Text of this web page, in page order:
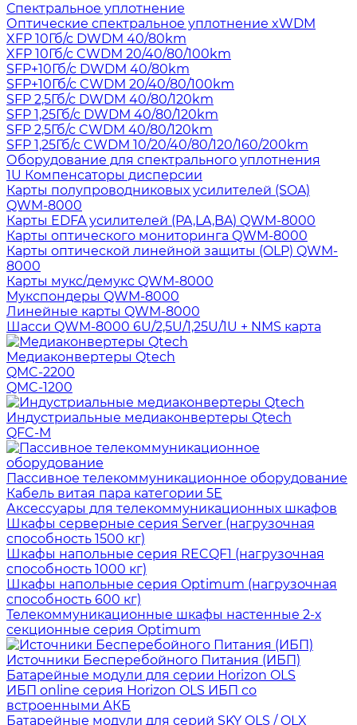
Спектральное уплотнение
Оптические спектральное уплотнение xWDM
XFP 10Гб/с DWDM 40/80km
XFP 10Гб/с CWDM 20/40/80/100km
SFP+10Гб/с DWDM 40/80km
SFP+10Гб/с CWDM 20/40/80/100km
SFP 2,5Гб/с DWDM 40/80/120km
SFP 1,25Гб/с DWDM 40/80/120km
SFP 2,5Гб/с CWDM 40/80/120km
SFP 1,25Гб/с CWDM 10/20/40/80/120/160/200km
Оборудование для спектрального уплотнения
1U Компенсаторы дисперсии
Карты полупроводниковых усилителей (SOA)
QWM-8000
Карты EDFA усилителей (PA,LA,BA) QWM-8000
Карты оптического мониторинга QWM-8000
Карты оптической линейной защиты (OLP) QWM-
8000
Карты мукс/демукс QWM-8000
Мукспондеры QWM-8000
Линейные карты QWM-8000
Шасси QWM-8000 6U/2,5U/1,25U/1U + NMS карта
Медиаконвертеры Qtech
QMC-2200
QMC-1200
Индустриальные медиаконвертеры Qtech
QFC-M
Пассивное телекоммуникационное оборудование
Кабель витая пара категории 5Е
Аксессуары для телекоммуникационных шкафов
Шкафы серверные серия Server (нагрузочная
способность 1500 кг)
Шкафы напольные серия RECQF1 (нагрузочная
способность 1000 кг)
Шкафы напольные серия Optimum (нагрузочная
способность 600 кг)
Телекоммуникационные шкафы настенные 2-х
секционные серия Optimum
Источники Бесперебойного Питания (ИБП)
Батарейные модули для серии Horizon OLS
ИБП online серия Horizon OLS ИБП со
встроенными АКБ
Батарейные модули для серий SKY OLS / OLX